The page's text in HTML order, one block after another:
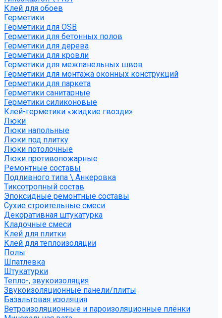
Клей для обоев
Герметики
Герметики для OSB
Герметики для бетонных полов
Герметики для дерева
Герметики для кровли
Герметики для межпанельных швов
Герметики для монтажа оконных конструкций
Герметики для паркета
Герметики санитарные
Герметики силиконовые
Клей-герметики «жидкие гвозди»
Люки
Люки напольные
Люки под плитку
Люки потолочные
Люки противопожарные
Ремонтные составы
Подливного типа \ Анкеровка
Тиксотропный состав
Эпоксидные ремонтные составы
Сухие строительные смеси
Декоративная штукатурка
Кладочные смеси
Клей для плитки
Клей для теплоизоляции
Полы
Шпатлевка
Штукатурки
Тепло-, звукоизоляция
Звукоизоляционные панели/плиты
Базальтовая изоляция
Ветроизоляционные и пароизоляционные плёнки